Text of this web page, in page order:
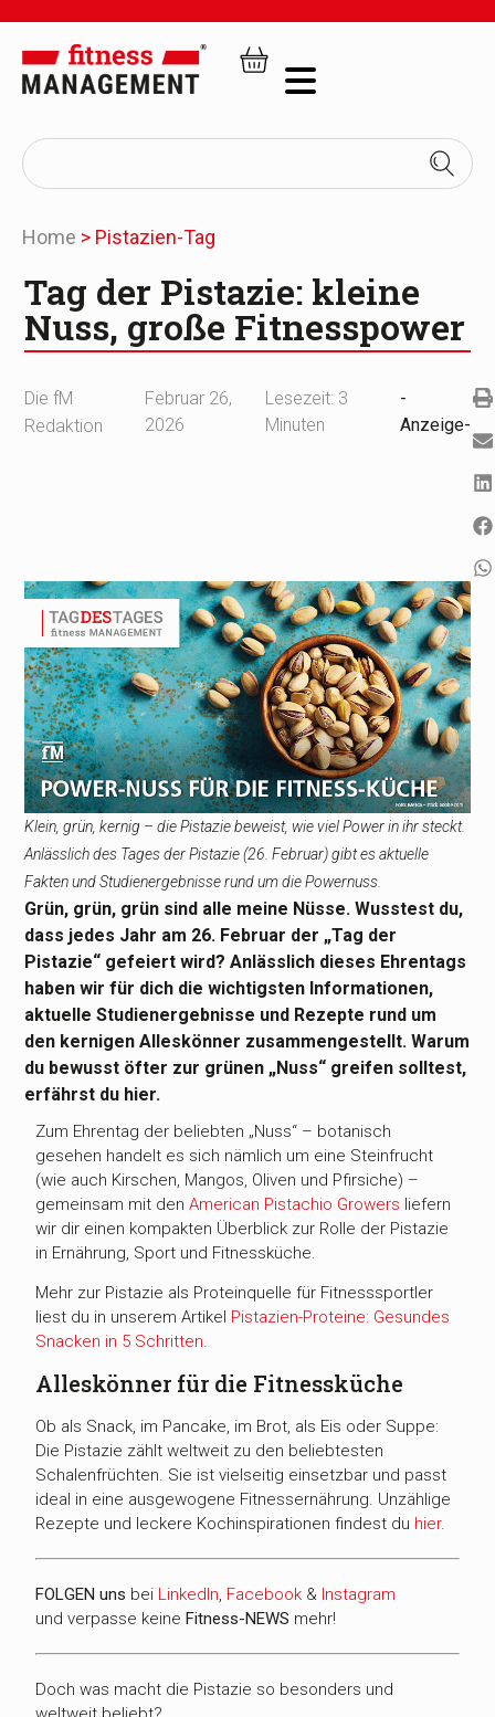
Home > Pistazien-Tag
Tag der Pistazie: kleine
Nuss, große Fitnesspower
Die fM
Redaktion
Februar 26,
2026
Lesezeit: 3
Minuten
-
Anzeige-
Klein, grün, kernig – die Pistazie beweist, wie viel Power in ihr steckt.
Anlässlich des Tages der Pistazie (26. Februar) gibt es aktuelle
Fakten und Studienergebnisse rund um die Powernuss.
Grün, grün, grün sind alle meine Nüsse. Wusstest du,
dass jedes Jahr am 26. Februar der „Tag der
Pistazie“ gefeiert wird? Anlässlich dieses Ehrentags
haben wir für dich die wichtigsten Informationen,
aktuelle Studienergebnisse und Rezepte rund um
den kernigen Alleskönner zusammengestellt. Warum
du bewusst öfter zur grünen „Nuss“ greifen solltest,
erfährst du hier.
Zum Ehrentag der beliebten „Nuss“ – botanisch
gesehen handelt es sich nämlich um eine Steinfrucht
(wie auch Kirschen, Mangos, Oliven und Pfirsiche) –
gemeinsam mit denAmerican Pistachio Growers liefern
wir dir einen kompakten Überblick zur Rolle der Pistazie
in Ernährung, Sport und Fitnessküche.
Mehr zur Pistazie als Proteinquelle für Fitnesssportler
liest du in unserem Artikel Pistazien-Proteine: Gesundes
Snacken in 5 Schritten.
Alleskönner für die Fitnessküche
Ob als Snack, im Pancake, im Brot, als Eis oder Suppe:
Die Pistazie zählt weltweit zu den beliebtesten
Schalenfrüchten. Sie ist vielseitig einsetzbar und passt
ideal in eine ausgewogene Fitnessernährung. Unzählige
Rezepte und leckere Kochinspirationen findest du hier.
FOLGEN uns bei LinkedIn Facebook & Instagram
und verpasse keineFitness-NEWS mehr!
Doch was macht die Pistazie so besonders und